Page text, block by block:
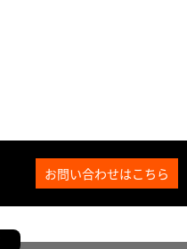
お問い合わせはこちら